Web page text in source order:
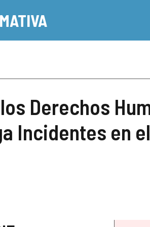
Derechos
Incidentes en